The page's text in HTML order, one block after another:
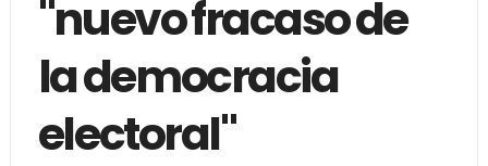
"nuevo fracaso de
la democracia
electoral"